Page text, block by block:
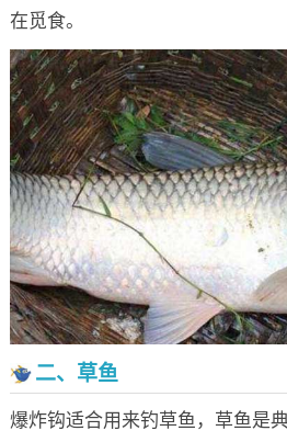
在觅食。
二、草鱼
爆炸钩适合用来钓草鱼，草鱼是